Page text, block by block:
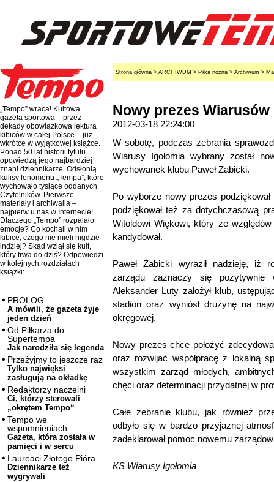
„Tempo” wraca! Kultowa
gazeta sportowa – przez
dekady obowiązkowa lektura
kibiców w całej Polsce – już
wkrótce w wyjątkowej książce.
Ponad 50 lat historii tytułu
opowiedzą jego najbardziej
znani dziennikarze. Odsłonią
kulisy fenomenu „Tempa”, które
wychowało tysiące oddanych
Czytelników. Pierwsze
materiały i archiwalia –
najpierw u nas w Internecie!
Dlaczego „Tempo” rozpalało
emocje? Co kochali w nim
kibice, czego nie mieli nigdzie
indziej? Skąd wziął się kult,
który trwa do dziś? Odpowiedzi
w kolejnych rozdziałach
książki:
PROLOG
A mówili, że gazeta żyje
jeden dzień
Od Piłkarza do
Supertempa
Jak narodziła się legenda
Przeżyjmy to jeszcze raz
Tylko najwięksi
zasługują na okładkę
Redaktorzy naczelni
Ci, którzy sterowali
„okrętem Tempo“
Tempo we
wspomnieniach
Gazeta, która została w
pamięci i w sercu
Laureaci Złotego Pióra
Dziennikarze też
wygrywali
Strona główna > ARCHIWUM > Piłka nożna > Archiwum >
Nowy prezes Wiarusów
2012-03-18 22:24:00
W sobotę, podczas zebrania
Wiarusy Igołomia wybrany został
wychowanek klubu Paweł Żabicki.
Po wyborze nowy prezes
podziękował też za dotychczasową
Witoldowi Więkowi, który ze
kandydował.
Paweł Żabicki wyraził nadzieję, iż
zarządu zaznaczy się pozytywnie
Aleksander Luty założył klub,
stadion oraz wyniósł drużynę na
okręgowej.
Nowy prezes chce położyć
oraz rozwijać współpracę z lokalną
wszystkim zarząd młodych,
chęci oraz determinacji przydatnej w
Całe zebranie klubu, jak również
odbyło się w bardzo przyjaznej
zadeklarował pomoc nowemu
KS Wiarusy Igołomia